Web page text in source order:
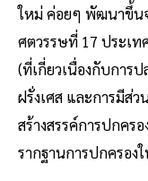
ใหม่ ค่อยๆ พัฒนาขึ้น
ศตวรรษที่ 17 ประเ
(ที่เกี่ยวเนื่องกับการ
ฝรั่งเศส และการมีส่ว
สร้างสรรค์การปกคร
รากฐานการปกครอ